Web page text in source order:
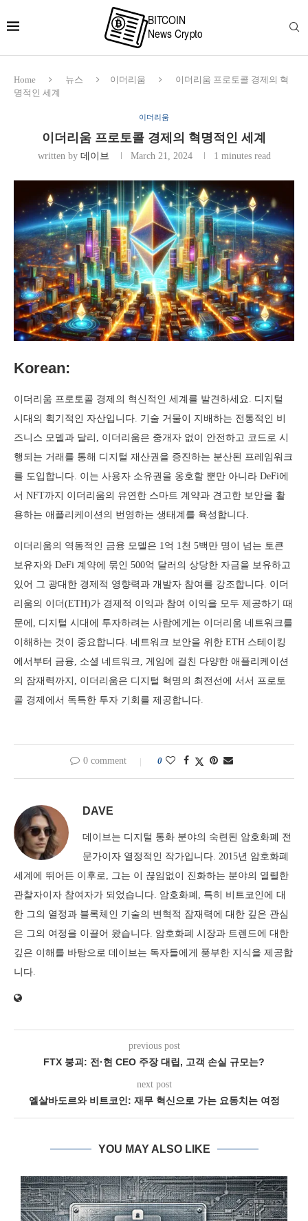
Home 뉴스 이더리움
이더리움 프로토콜 경제의 혁
명적인 세계
이더리움
이더리움 프로토콜 경제의 혁명적인 세계
written by 데이브 March 21, 2024 1 minutes read
Korean:
이더리움 프로토콜 경제의 혁신적인 세계를 발견하세요. 디지털
시대의 획기적인 자산입니다. 기술 거물이 지배하는 전통적인 비
즈니스 모델과 달리, 이더리움은 중개자 없이 안전하고 코드로 시
행되는 거래를 통해 디지털 재산권을 증진하는 분산된 프레임워크
를 도입합니다. 이는 사용자 소유권을 옹호할 뿐만 아니라 DeFi에
서 NFT까지 이더리움의 유연한 스마트 계약과 견고한 보안을 활
용하는 애플리케이션의 번영하는 생태계를 육성합니다.
이더리움의 역동적인 금융 모델은 1억 1천 5백만 명이 넘는 토큰
보유자와 DeFi 계약에 묶인 500억 달러의 상당한 자금을 보유하고
있어 그 광대한 경제적 영향력과 개발자 참여를 강조합니다. 이더
리움의 이더(ETH)가 경제적 이익과 참여 이익을 모두 제공하기 때
문에, 디지털 시대에 투자하려는 사람에게는 이더리움 네트워크를
이해하는 것이 중요합니다. 네트워크 보안을 위한 ETH 스테이킹
에서부터 금융, 소셜 네트워크, 게임에 걸친 다양한 애플리케이션
의 잠재력까지, 이더리움은 디지털 혁명의 최전선에 서서 프로토
콜 경제에서 독특한 투자 기회를 제공합니다.
0 comment 0
DAVE
데이브는 디지털 통화 분야의 숙련된 암호화폐 전
문가이자 열정적인 작가입니다. 2015년 암호화폐
세계에 뛰어든 이후로, 그는 이 끊임없이 진화하는 분야의 열렬한
관찰자이자 참여자가 되었습니다. 암호화폐, 특히 비트코인에 대
한 그의 열정과 블록체인 기술의 변혁적 잠재력에 대한 깊은 관심
은 그의 여정을 이끌어 왔습니다. 암호화폐 시장과 트렌드에 대한
깊은 이해를 바탕으로 데이브는 독자들에게 풍부한 지식을 제공합
니다.
previous post
FTX 붕괴: 전·현 CEO 주장 대립, 고객 손실 규모는?
next post
엘살바도르와 비트코인: 재무 혁신으로 가는 요동치는 여정
YOU MAY ALSO LIKE